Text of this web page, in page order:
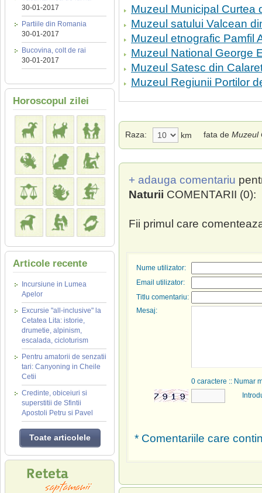
30-01-2017
Partiile din Romania
30-01-2017
Bucovina, colt de rai
30-01-2017
Horoscopul zilei
Articole recente
Incursiune in Lumea
Apelor
Excursie "all-inclusive" la
Cetatea Lita: istorie,
drumetie, alpinism,
escalada, cicloturism
Pentru amatorii de senzatii
tari: Canyoning in Cheile
Cetii
Credinte, obiceiuri si
superstitii de Sfintii
Apostoli Petru si Pavel
Toate articolele
Muzeul Municipal Curtea
Muzeul satului Valcean
Muzeul etnografic Pamfil
Muzeul National George
Muzeul Satesc din
Muzeul Regiunii Portilor
Raza: km fata de Muzeul
+ adauga comentariu
Naturii COMENTARII (0):
Fii primul care
Nume utilizator:
Email utilizator:
Titlu comentariu:
Mesaj:
0 caractere :: Numar
* Comentariile care